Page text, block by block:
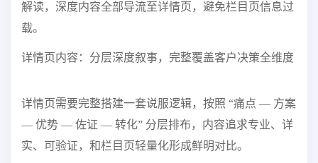
解读，深度内容全部导流至详情页，避免栏目页信息过
载。
详情页内容：分层深度叙事，完整覆盖客户决策全维度
详情页需要完整搭建一套说服逻辑，按照 “痛点 — 方案
— 优势 — 佐证 — 转化” 分层排布，内容追求专业、详
实、可验证，和栏目页轻量化形成鲜明对比。